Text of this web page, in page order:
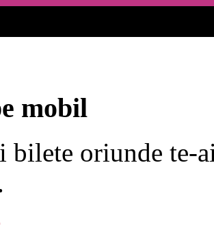
mobil
bilete oriunde te-